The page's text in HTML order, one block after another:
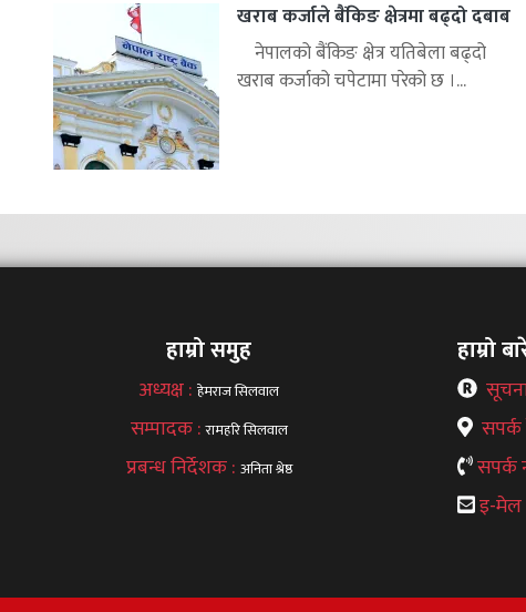
खराब कर्जाले बैंकिङ क्षेत्रमा बढ्दो दबाब
नेपालको बैंकिङ क्षेत्र यतिबेला बढ्दो
खराब कर्जाको चपेटामा परेको छ ।...
हाम्रो समुह
अध्यक्ष :हेमराज सिलवाल
सम्पादक :रामहरि सिलवाल
प्रबन्ध निर्देशक : अनिता श्रेष्ठ
हाम्रो
सपर्क
सपर्क
इ-